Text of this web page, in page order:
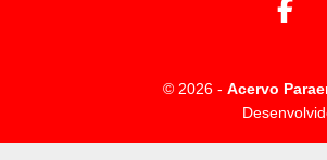
© 2026 - Acervo